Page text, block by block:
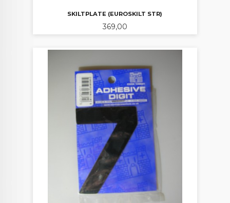
SKILTPLATE (EUROSKILT STR)
Pris
369,00